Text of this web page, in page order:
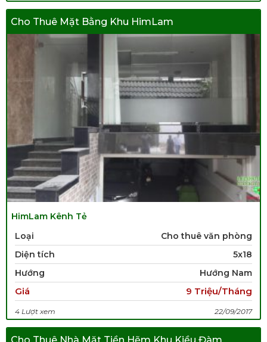
Cho Thuê Mặt Bằng Khu HimLam
HimLam Kênh Tẻ
Loại
Cho thuê văn phòng
Diện tích
5x18
Hướng
Hướng Nam
Giá 9 Triệu/Tháng
4 Lượt xem 22/09/2017